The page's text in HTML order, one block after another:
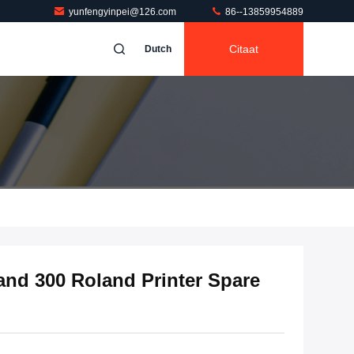
yunfengyinpei@126.com 86--13859954889
Dutch Citaat
300 Roland Printer Spare